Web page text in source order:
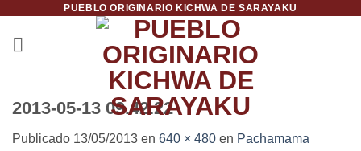
contenido
PUEBLO ORIGINARIO KICHWA DE SARAYAKU
2013-05-13 09.42.22
Publicado 13/05/2013 en 640 × 480 en Pachamama